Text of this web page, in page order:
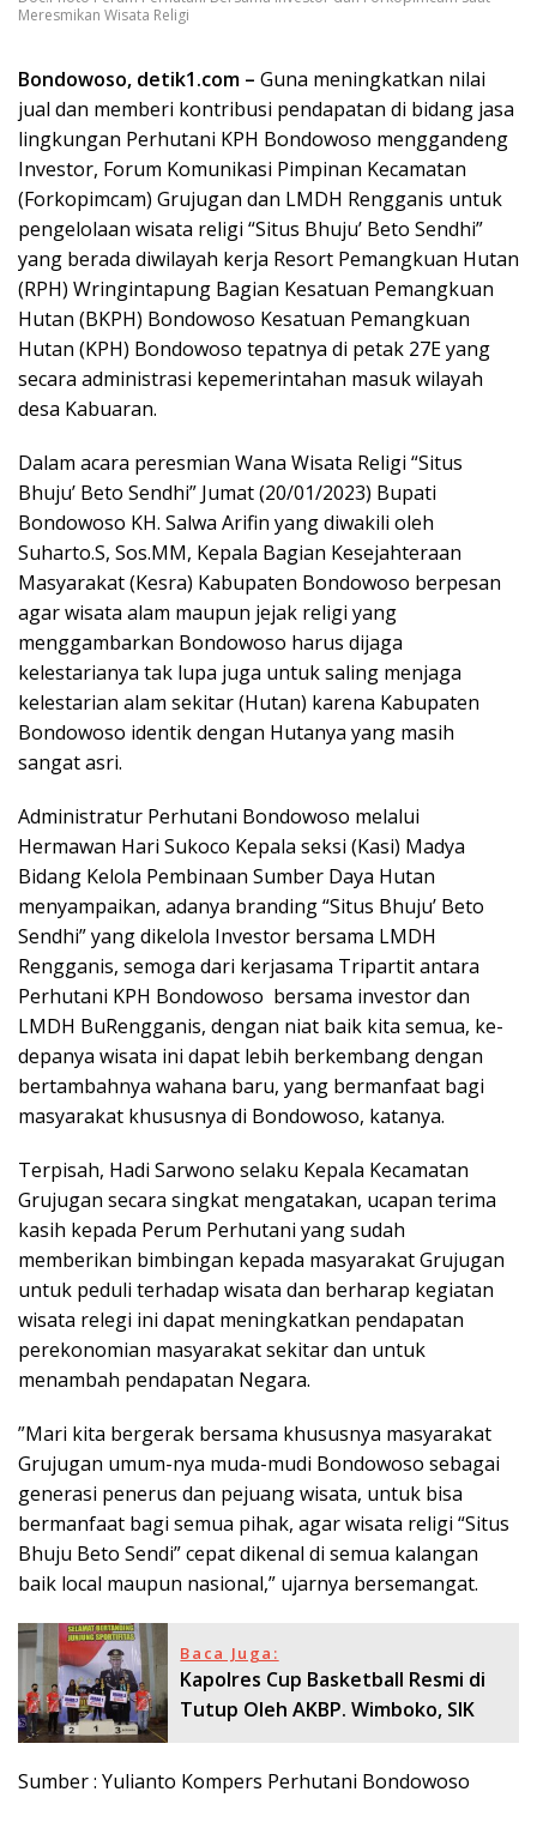
Meresmikan Wisata Religi
Bondowoso, detik1.com – Guna meningkatkan nilai
jual dan memberi kontribusi pendapatan di bidang jasa
lingkungan Perhutani KPH Bondowoso menggandeng
Investor, Forum Komunikasi Pimpinan Kecamatan
(Forkopimcam) Grujugan dan LMDH Rengganis untuk
pengelolaan wisata religi “Situs Bhuju’ Beto Sendhi”
yang berada diwilayah kerja Resort Pemangkuan Hutan
(RPH) Wringintapung Bagian Kesatuan Pemangkuan
Hutan (BKPH) Bondowoso Kesatuan Pemangkuan
Hutan (KPH) Bondowoso tepatnya di petak 27E yang
secara administrasi kepemerintahan masuk wilayah
desa Kabuaran.
Dalam acara peresmian Wana Wisata Religi “Situs
Bhuju’ Beto Sendhi” Jumat (20/01/2023) Bupati
Bondowoso KH. Salwa Arifin yang diwakili oleh
Suharto.S, Sos.MM, Kepala Bagian Kesejahteraan
Masyarakat (Kesra) Kabupaten Bondowoso berpesan
agar wisata alam maupun jejak religi yang
menggambarkan Bondowoso harus dijaga
kelestarianya tak lupa juga untuk saling menjaga
kelestarian alam sekitar (Hutan) karena Kabupaten
Bondowoso identik dengan Hutanya yang masih
sangat asri.
Administratur Perhutani Bondowoso melalui
Hermawan Hari Sukoco Kepala seksi (Kasi) Madya
Bidang Kelola Pembinaan Sumber Daya Hutan
menyampaikan, adanya branding “Situs Bhuju’ Beto
Sendhi” yang dikelola Investor bersama LMDH
Rengganis, semoga dari kerjasama Tripartit antara
Perhutani KPH Bondowoso bersama investor dan
LMDH BuRengganis, dengan niat baik kita semua, ke-
depanya wisata ini dapat lebih berkembang dengan
bertambahnya wahana baru, yang bermanfaat bagi
masyarakat khususnya di Bondowoso, katanya.
Terpisah, Hadi Sarwono selaku Kepala Kecamatan
Grujugan secara singkat mengatakan, ucapan terima
kasih kepada Perum Perhutani yang sudah
memberikan bimbingan kepada masyarakat Grujugan
untuk peduli terhadap wisata dan berharap kegiatan
wisata relegi ini dapat meningkatkan pendapatan
perekonomian masyarakat sekitar dan untuk
menambah pendapatan Negara.
”Mari kita bergerak bersama khususnya masyarakat
Grujugan umum-nya muda-mudi Bondowoso sebagai
generasi penerus dan pejuang wisata, untuk bisa
bermanfaat bagi semua pihak, agar wisata religi “Situs
Bhuju Beto Sendi” cepat dikenal di semua kalangan
baik local maupun nasional,” ujarnya bersemangat.
Baca Juga:
Kapolres Cup Basketball Resmi di
Tutup Oleh AKBP. Wimboko, SIK
Sumber : Yulianto Kompers Perhutani Bondowoso